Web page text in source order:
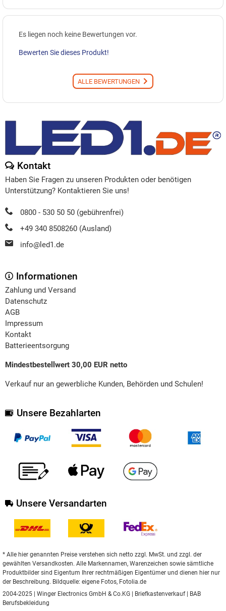
Es liegen noch keine Bewertungen vor.
Bewerten Sie dieses Produkt!
ALLE BEWERTUNGEN
Kontakt
Haben Sie Fragen zu unseren Produkten oder benötigen
Unterstützung? Kontaktieren Sie uns!
0800 - 530 50 50 (gebührenfrei)
+49 340 8508260 (Ausland)
info@led1.de
Informationen
Zahlung und Versand
Datenschutz
AGB
Impressum
Kontakt
Batterieentsorgung
Mindestbestellwert 30,00 EUR netto
Verkauf nur an gewerbliche Kunden, Behörden und Schulen!
Unsere Bezahlarten
Unsere Versandarten
* Alle hier genannten Preise verstehen sich netto zzgl. MwSt. und zzgl. der
gewählten Versandkosten. Alle Markennamen, Warenzeichen sowie sämtliche
Produktbilder sind Eigentum Ihrer rechtmäßigen Eigentümer und dienen hier nur
der Beschreibung. Bildquelle: eigene Fotos, Fotolia.de
2004-2025 | Winger Electronics GmbH & Co.KG |
Briefkastenverkauf|
BAB
Berufsbekleidung